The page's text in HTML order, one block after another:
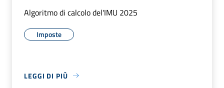
Algoritmo di calcolo del'IMU 2025
Imposte
LEGGI DI PIÙ